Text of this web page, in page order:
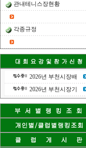
관내테니스장현황
각종규정
2026년 부천시장배
2026년 부천시장기